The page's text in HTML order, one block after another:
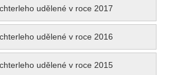
udělené v roce 2017
udělené v roce 2016
udělené v roce 2015